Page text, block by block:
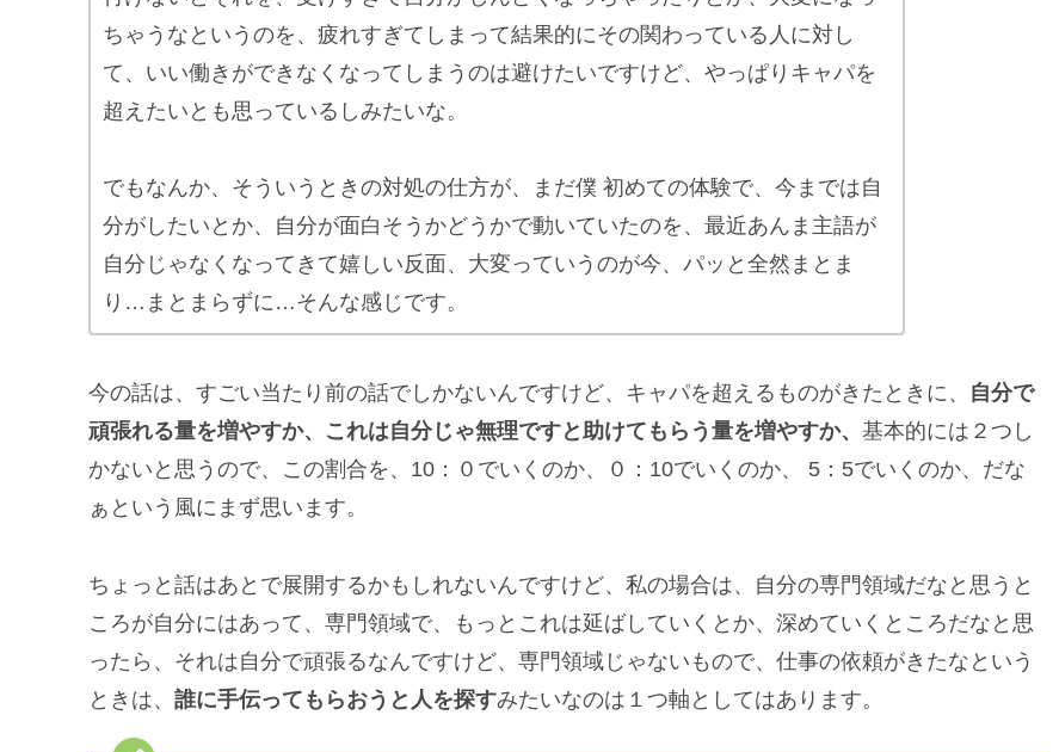
ちゃうなというのを、疲れすぎてしまって結果的にその関わっている人に対し
て、いい働きができなくなってしまうのは避けたいですけど、やっぱりキャパを
超えたいとも思っているしみたいな。
でもなんか、そういうときの対処の仕方が、まだ僕 初めての体験で、今までは自
分がしたいとか、自分が面白そうかどうかで動いていたのを、最近あんま主語が
自分じゃなくなってきて嬉しい反面、大変っていうのが今、パッと全然まとま
り…まとまらずに…そんな感じです。
今の話は、すごい当たり前の話でしかないんですけど、キャパを超えるものがきたときに、 自分で
頑張れる量を増やすか、これは自分じゃ無理ですと助けてもらう量を増やすか、 基本的には２つし
かないと思うので、この割合を、10：０でいくのか、０：10でいくのか、 5：5でいくのか、だな
ぁという風にまず思います。
ちょっと話はあとで展開するかもしれないんですけど、私の場合は、自分の専門領域だなと思うと
ころが自分にはあって、専門領域で、もっとこれは延ばしていくとか、深めていくところだなと思
ったら、それは自分で頑張るなんですけど、専門領域じゃないもので、仕事の依頼がきたなという
ときは、 誰に手伝ってもらおうと人を探すみたいなのは１つ軸としてはあります。